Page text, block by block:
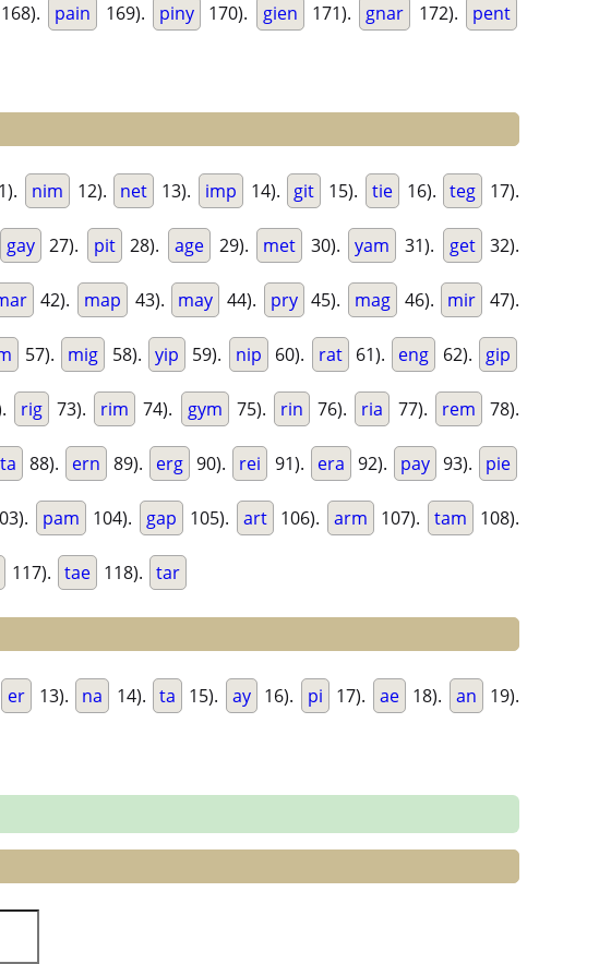
168). pain 169). piny 170). gien 171). gnar 172). pent
nim 12). net 13). imp 14). git 15). tie 16). teg 17).
gay 27). pit 28). age 29). met 30). yam 31). get 32).
42). map 43). may 44). pry 45). mag 46). mir 47).
57). mig 58). yip 59). nip 60). rat 61). eng 62). gip
rig 73). rim 74). gym 75). rin 76). ria 77). rem 78).
88). ern 89). erg 90). rei 91). era 92). pay 93). pie
pam 104). gap 105). art 106). arm 107). tam 108).
117). tae 118). tar
er 13). na 14). ta 15). ay 16). pi 17). ae 18). an 19).